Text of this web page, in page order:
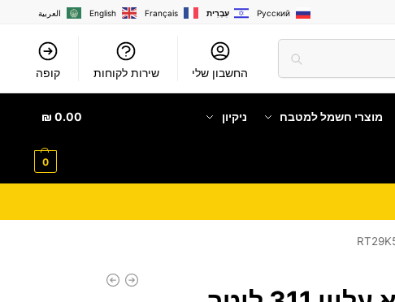
العربية English Français עִבְרִית Русский
החשבון שלי שירות לקוחות קופה
מוצרי חשמל למטבח ניקיון 0.00
₪
0